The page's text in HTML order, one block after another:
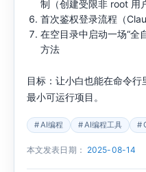
制（创建受限非 root 用
首次鉴权登录流程（
在空目录中启动一场“全
方法
目标：让小白也能在命令行
最小可运行项目。
AI编程 AI编程工具
本文发表日期： 2025-08-14